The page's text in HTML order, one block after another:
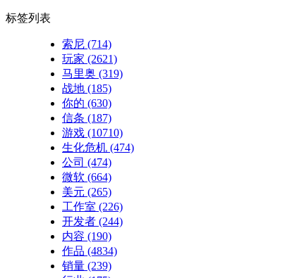
标签列表
索尼 (714)
玩家 (2621)
马里奥 (319)
战地 (185)
你的 (630)
信条 (187)
游戏 (10710)
生化危机 (474)
公司 (474)
微软 (664)
美元 (265)
工作室 (226)
开发者 (244)
内容 (190)
作品 (4834)
销量 (239)